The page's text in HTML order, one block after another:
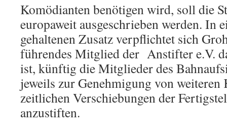
Komödianten benötigen wird, soll die
europaweit ausgeschrieben werden. In
gehaltenen Zusatz verpflichtet sich
führendes Mitglied der Anstifter e.V.
ist, künftig die Mitglieder des
jeweils zur Genehmigung von weiteren
zeitlichen Verschiebungen der
anzustiften.